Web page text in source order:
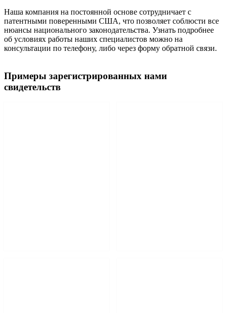
Наша компания на постоянной основе сотрудничает с
патентными поверенными США, что позволяет соблюсти все
нюансы национального законодательства. Узнать подробнее
об условиях работы наших специалистов можно на
консультации по телефону, либо через форму обратной связи.
Примеры зарегистрированных нами
свидетельств